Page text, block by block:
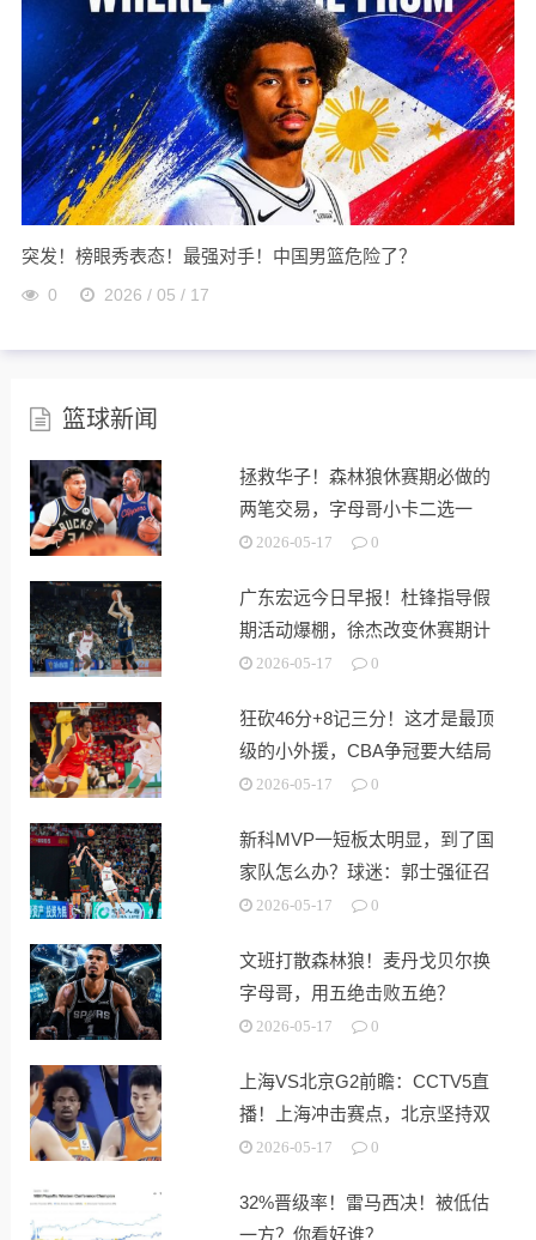
突发！榜眼秀表态！最强对手！中国男篮危险了？
0 2026 / 05 / 17
篮球新闻
拯救华子！森林狼休赛期必做的
两笔交易，字母哥小卡二选一
2026-05-17 0
广东宏远今日早报！杜锋指导假
期活动爆棚，徐杰改变休赛期计
划，黄明依接受租借，杜润旺获
2026-05-17 0
狂砍46分+8记三分！这才是最顶
级的小外援，CBA争冠要大结局
了？
2026-05-17 0
新科MVP一短板太明显，到了国
家队怎么办？球迷：郭士强征召
林葳
2026-05-17 0
文班打散森林狼！麦丹戈贝尔换
字母哥，用五绝击败五绝？
2026-05-17 0
上海VS北京G2前瞻：CCTV5直
播！上海冲击赛点，北京坚持双
塔2026-05-17 0
32%晋级率！雷马西决！被低估
一方？你看好谁？